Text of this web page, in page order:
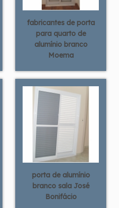
fabricantes de porta
para quarto de
alumínio branco
Moema
porta de alumínio
branco sala José
Bonifácio